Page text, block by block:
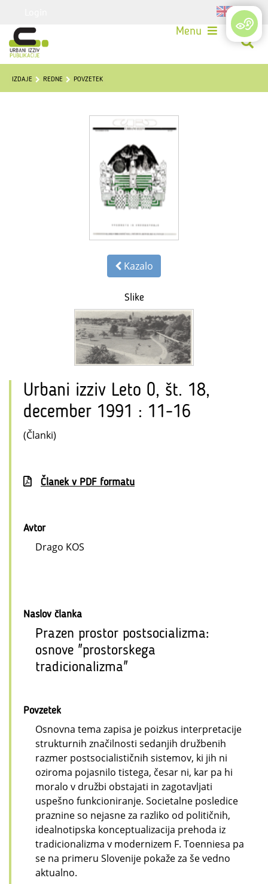
Menu
IZDAJE REDNE POVZETEK
Kazalo
Slike
Urbani izziv Leto 0, št. 18,
december 1991 : 11-16
(Članki)
Članek v PDF formatu
Avtor
Drago KOS
Naslov članka
Prazen prostor postsocializma:
osnove "prostorskega
tradicionalizma"
Povzetek
Osnovna tema zapisa je poizkus interpretacije
strukturnih značilnosti sedanjih družbenih
razmer postsocialističnih sistemov, ki jih ni
oziroma pojasnilo tistega, česar ni, kar pa hi
moralo v družbi obstajati in zagotavljati
uspešno funkcioniranje. Societalne posledice
praznine so nejasne za razliko od političnih,
idealnotipska konceptualizacija prehoda iz
tradicionalizma v modernizem F. Toenniesa pa
se na primeru Slovenije pokaže za še vedno
aktualno.